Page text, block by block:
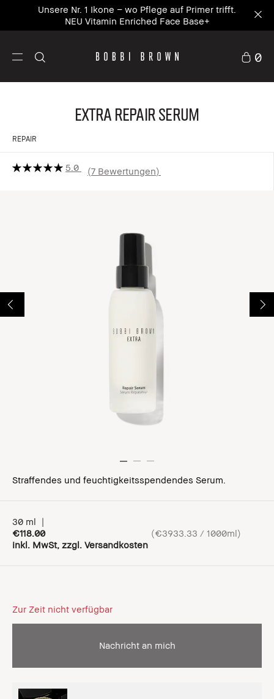
Unsere Nr. 1 Ikone – wo Pflege auf Primer trifft.
NEU Vitamin Enriched Face Base+
0
Extra Repair Serum
REPAIR
5.0 7 Bewertungen
Straffendes und feuchtigkeitsspendendes Serum.
30 ml
|
€118.00
inkl. MwSt, zzgl. Versandkosten
(€3933.33 / 1000ml)
Zur Zeit nicht verfügbar
Nachricht an mich